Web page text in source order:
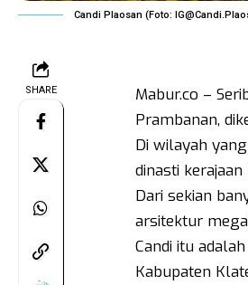
Candi Plaosan (Foto:
SHARE
Mabur.co –
Prambanan,
Di wilayah
dinasti
Dari sekian
arsitektur
Candi itu
Kabupaten